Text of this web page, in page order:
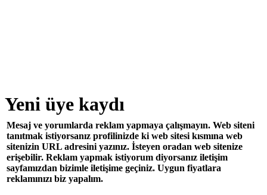
Yeni üye kaydı
Mesaj ve yorumlarda reklam yapmaya çalışmayın. Web siteni
tanıtmak istiyorsanız profilinizde ki web sitesi kısmına web
sitenizin URL adresini yazınız. İsteyen oradan web sitenize
erişebilir. Reklam yapmak istiyorum diyorsanız iletişim
sayfamızdan bizimle iletişime geçiniz. Uygun fiyatlara
reklamınızı biz yapalım.